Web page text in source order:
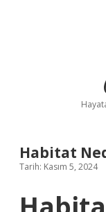
Habitat
Tarih: Kasım 5, 2024